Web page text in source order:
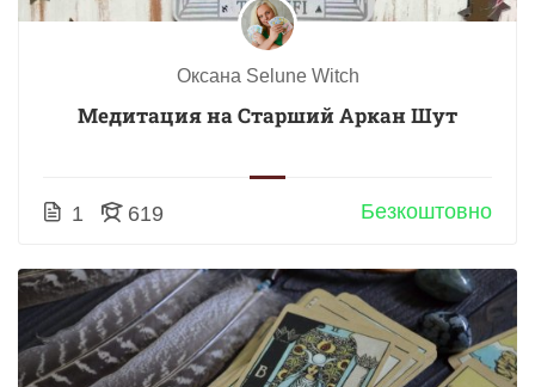
Оксана Selune Witch
Медитация на Старший Аркан Шут
1 619 Безкоштовно